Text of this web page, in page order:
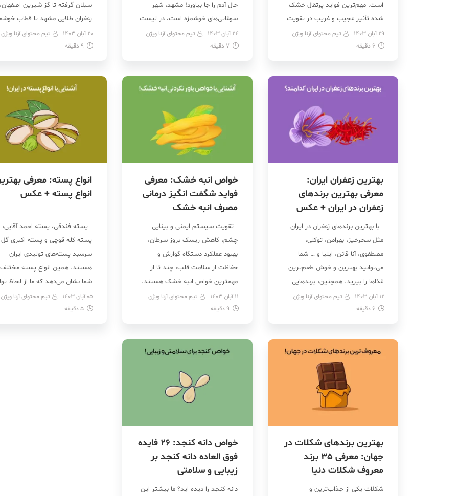
است. مهم‌ترین فواید پرتقال خشک
شده تأثیر عجیب و غریب در تقویت
سیستم ایمنی و جوانسازی پوست
است. همچنین، فیبر موجود در پرتقال
مفید، کمک در رژیم غذایی و تناسب
اندام جایگاه ویژه‌ای دارد. […]
29 آبان 1403
تیم محتوای آرنا ویژن
6 دقیقه
حال آدم را جا بیاورد! مشهد، شهر
سوغاتی‌های خوشمزه است، در لیست
سوغات شهر مشهد خوش‌رنگ و
لعاب‌ترین چاشنی‌های دنیا از زعفران و
متنوع و خاص مثل انواع خشکبار و
ترشی مشهدی، نقل […]
24 آبان 1403
تیم محتوای آرنا ویژن
7 دقیقه
سبلان گرفته تا گز شیرین
زعفران طلایی مشهد تا قطاب
یزد. ایران، سرزمینی پر از رنگ،
طعم‌های بی‌نظیر است. شنیدن نام
بلافاصله شما را به […]
20 آبان 1403
تیم محتوای آرنا ویژن
9 دقیقه
بهترین زعفران ایران:
معرفی بهترین برندهای
زعفران در ایران + عکس
با بهترین برندهای زعفران در ایران
مثل سحرخیز، بهرامن، توکلی،
مصطفوی، آنا قائن، ایلیا و … شما
می‌توانید بهترین و خوش طعم‌ترین
غذاها را بپزید. همچنین، برندهایی
مثل مجتهدی، عاقله، دیبا، شاهسوند،
بهرنگ، نوین زعفران و مهر آیین هم
بنابراین، اگر خودتان عاشق اضافه
کردن زعفران در غذا […]
12 آبان 1403
تیم محتوای آرنا ویژن
6 دقیقه
خواص انبه خشک: معرفی
فواید شگفت انگیز درمانی
مصرف انبه خشک
تقویت سیستم ایمنی و بینایی
چشم، کاهش ریسک بروز سرطان،
بهبود عملکرد دستگاه گوارش و
حفاظت از سلامت قلب، چند تا از
مهمترین خواص انبه خشک هستند.
بنابراین، اگر شما انبه یا کلاً میوه‌های
خشک را دوست دارید، پس خبر خوبی
یک میان وعده خوب و سالم […]
11 آبان 1403
تیم محتوای آرنا ویژن
9 دقیقه
انواع پسته: معرفی
انواع پسته + عکس
پسته فندقی، پسته احمد آقایی،
پسته کله قوچی و پسته اکبری گل
سرسبد پسته‌های تولیدی ایران
هستند. همین انواع پسته
شما نشان می‌دهد که ما از لحاظ
آجیل‌ها یک سر و گردن از بقیه
هستیم! همچنین، شهرهای
05 آبان 1403
تیم محتوای آرنا ویژن
5 دقیقه
بهترین برندهای شکلات در
جهان: معرفی 35 برند
معروف شکلات دنیا
شکلات یکی از جذاب‌ترین و
خواص دانه کنجد: 26 فایده
فوق العاده دانه کنجد بر
زیبایی و سلامتی
دانه کنجد را دیده اید؟ ما بیشتر این